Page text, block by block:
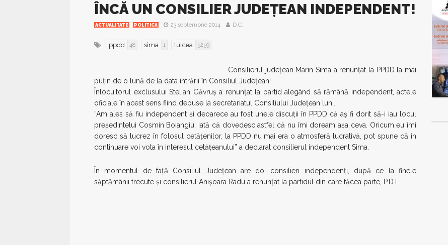
ÎNCĂ UN CONSILIER JUDEŢEAN INDEPENDENT!
ACTUALITATE POLITICA 23 septembrie 2014 D.C.
ppdd 48 sima 1 tulcea 5259
Consilierul judeţean Marin Sima a renunţat la PPDD la mai
puţin de o lună de la data intrării în Consiliul Judeţean!
Înlocuitorul exclusului Stelian Găvruş a renunţat la partid alegând să rămână independent, actele
oficiale în acest sens fiind depuse la secretariatul Consiliului Judeţean luni.
“Am ales să fiu independent şi deoarece au fost unele discuţii în PPDD că aş fi dorit să-i iau locul
preşedintelui Cosmin Boiangiu, iată că dovedesc astfel că nu îmi doream aşa ceva. Oricum eu îmi
doresc să lucrez în folosul cetăţenilor, la PPDD nu mai era o atmosferă lucrativă, pot spune că în
continuare voi vota în interesul cetăţeanului” a declarat consilierul independent Sima.
În momentul de faţă Consiliul Judeţean are doi consilieri independenţi, după ce la finele
săptămânii trecute şi consilierul Anişoara Radu a renunţat la partidul din care făcea parte, P.D.L.